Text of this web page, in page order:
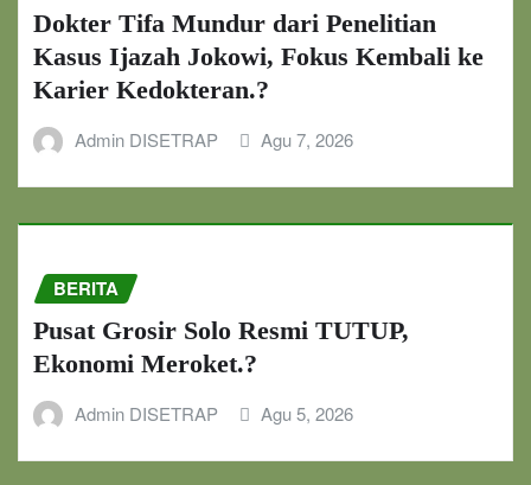
Dokter Tifa Mundur dari Penelitian
Kasus Ijazah Jokowi, Fokus Kembali ke
Karier Kedokteran.?
Admin DISETRAP Agu 7, 2026
BERITA
Pusat Grosir Solo Resmi TUTUP,
Ekonomi Meroket.?
Admin DISETRAP Agu 5, 2026